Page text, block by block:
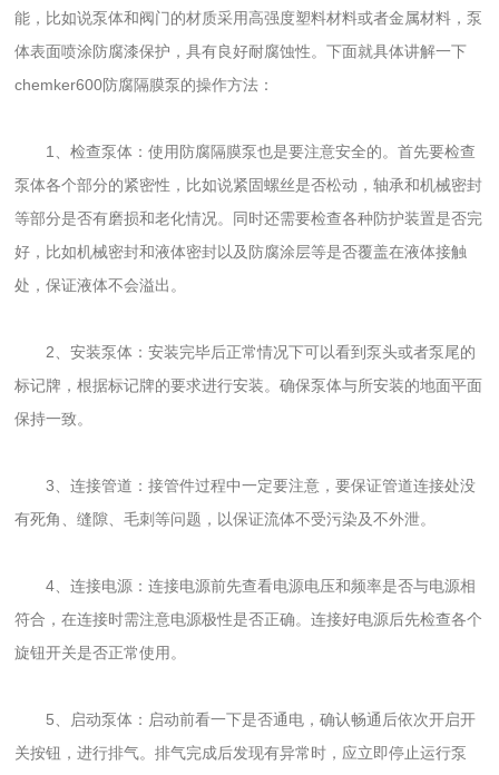
能，比如说泵体和阀门的材质采用高强度塑料材料或者金属材料，泵
体表面喷涂防腐漆保护，具有良好耐腐蚀性。下面就具体讲解一下
chemker600防腐隔膜泵的操作方法：
1、检查泵体：使用防腐隔膜泵也是要注意安全的。首先要检查
泵体各个部分的紧密性，比如说紧固螺丝是否松动，轴承和机械密封
等部分是否有磨损和老化情况。同时还需要检查各种防护装置是否完
好，比如机械密封和液体密封以及防腐涂层等是否覆盖在液体接触
处，保证液体不会溢出。
2、安装泵体：安装完毕后正常情况下可以看到泵头或者泵尾的
标记牌，根据标记牌的要求进行安装。确保泵体与所安装的地面平面
保持一致。
3、连接管道：接管件过程中一定要注意，要保证管道连接处没
有死角、缝隙、毛刺等问题，以保证流体不受污染及不外泄。
4、连接电源：连接电源前先查看电源电压和频率是否与电源相
符合，在连接时需注意电源极性是否正确。连接好电源后先检查各个
旋钮开关是否正常使用。
5、启动泵体：启动前看一下是否通电，确认畅通后依次开启开
关按钮，进行排气。排气完成后发现有异常时，应立即停止运行泵